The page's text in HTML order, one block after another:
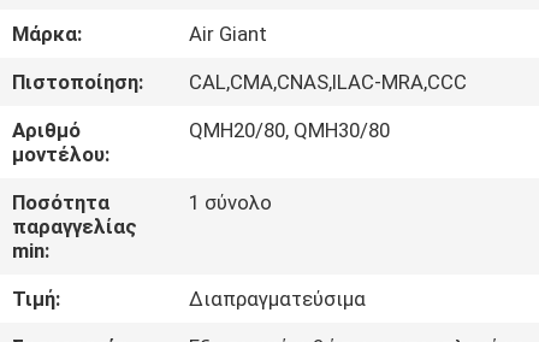
ΣΧΕΤΙΚΆ
ΜΕ
ΕΜΆΣ
ΓΎΡΟΣ
ΕΡΓΟΣΤΑΣΊΩΝ
ΠΟΙΟΤΙΚΌΣ
Μάρκα:
Air Giant
Πιστοποίηση:
CAL,CMA,CNAS,ILAC-MRA,CCC
Αριθμό
μοντέλου:
QMH20/80, QMH30/80
Ποσότητα
παραγγελίας
min:
1 σύνολο
Τιμή:
Διαπραγματεύσιμα